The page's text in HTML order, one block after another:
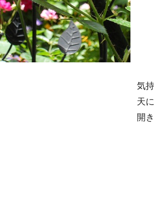
気持ちよ
天に向か
開きます 。。